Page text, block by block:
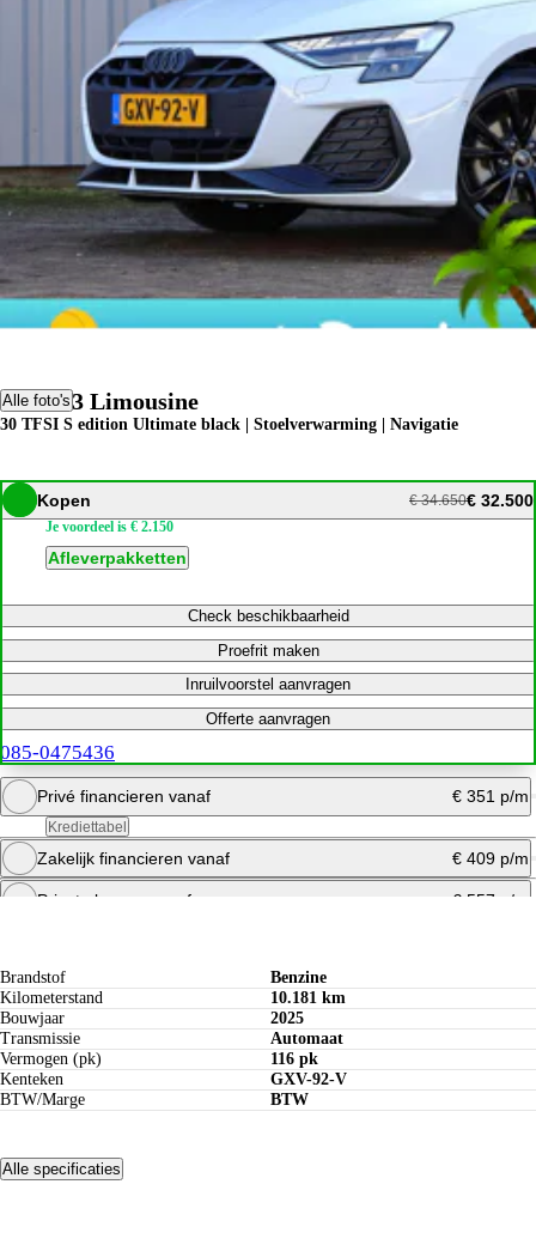
Alle foto's
Audi A3 Limousine
30 TFSI S edition Ultimate black | Stoelverwarming | Navigatie
Kopen € 34.650€ 32.500
Je voordeel is € 2.150
Afleverpakketten
Check beschikbaarheid
Proefrit maken
Inruilvoorstel aanvragen
Offerte aanvragen
085-0475436
Privé financieren vanaf € 351 p/m
Krediettabel
Bereken maandbedrag
Zakelijk financieren vanaf € 409 p/m
Private leasen vanaf € 557 p/m
Brandstof
Benzine
Kilometerstand
10.181 km
Bouwjaar
2025
Transmissie
Automaat
Vermogen (pk)
116 pk
Kenteken
GXV-92-V
BTW/Marge
BTW
Alle specificaties